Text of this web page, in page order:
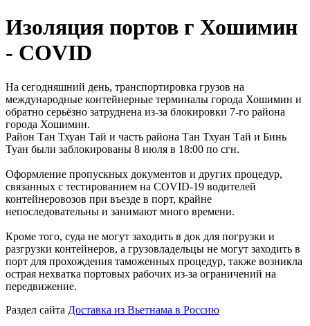
Изоляция портов г Хошимин
- COVID
На сегодняшний день, транспортировка грузов на
международные контейнерные терминалы города Хошимин и
обратно серьёзно затруднена из-за блокировки 7-го района
города Хошимин.
Район Тан Тхуан Тай и часть района Тан Тхуан Тай и Бинь
Туан были заблокированы 8 июля в 18:00 по сгн.
Оформление пропускных документов и других процедур,
связанных с тестированием на COVID-19 водителей
контейнеровозов при въезде в порт, крайне
непоследовательны и занимают много времени.
Кроме того, суда не могут заходить в док для погрузки и
разгрузки контейнеров, а грузовладельцы не могут заходить в
порт для прохождения таможенных процедур, также возникла
острая нехватка портовых рабочих из-за ограничений на
передвижение.
Раздел сайта Доставка из Вьетнама в Россию